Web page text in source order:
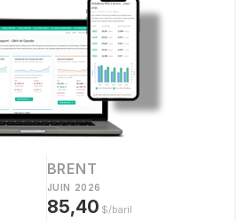
BRENT
JUIN 2026
85,40 $/baril